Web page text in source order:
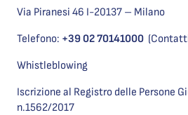
Via Piranesi 46 I-20137 – Milano
Telefono: +39 02 70141000
Whistleblowing
Iscrizione al Registro delle Persone
n.1562/2017